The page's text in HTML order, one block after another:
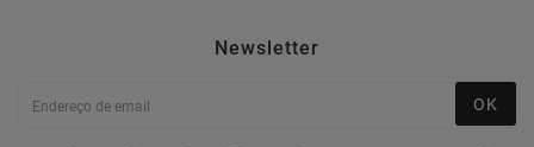
Newsletter
OK